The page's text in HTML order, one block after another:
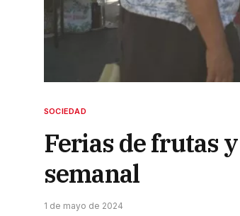
SOCIEDAD
Ferias de frutas
semanal
1 de mayo de 2024